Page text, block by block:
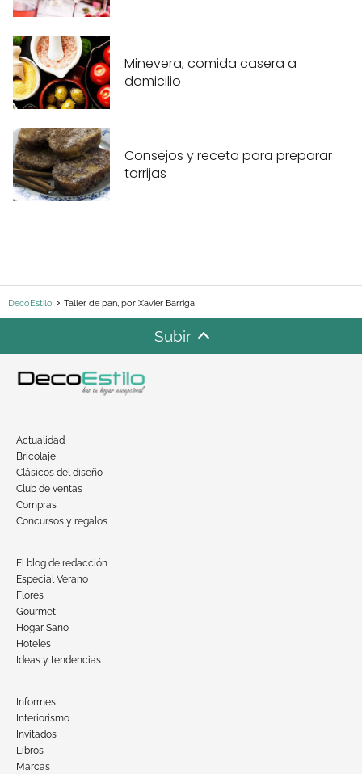
Minevera, comida casera a
domicilio
Consejos y receta para preparar
torrijas
DecoEstilo Taller de pan, por Xavier Barriga
Subir
Actualidad
Bricolaje
Clásicos del diseño
Club de ventas
Compras
Concursos y regalos
El blog de redacción
Especial Verano
Flores
Gourmet
Hogar Sano
Hoteles
Ideas y tendencias
Informes
Interiorismo
Invitados
Libros
Marcas